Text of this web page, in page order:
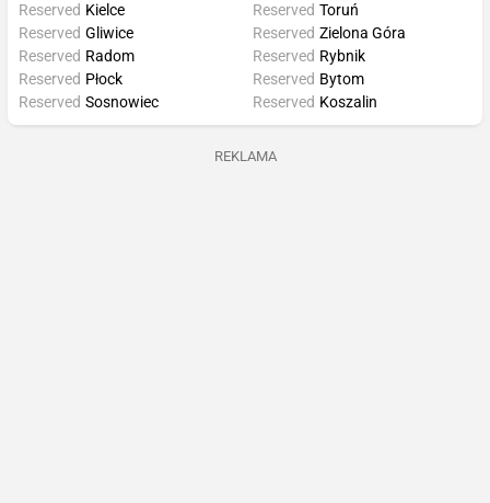
Reserved Kielce Reserved Toruń
Reserved Gliwice
Reserved Radom
Reserved Płock
Reserved Sosnowiec
Reserved Zielona Góra
Reserved Rybnik
Reserved Bytom
Reserved Koszalin
REKLAMA